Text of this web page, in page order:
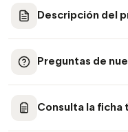
Descripción del
Preguntas de
Consulta la ficha